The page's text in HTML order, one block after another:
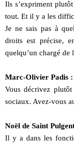
Ils s’expriment
tout. Et il y a les
Je ne sais pas à
droits est précise,
quelqu’un chargé de
Marc-Olivier Padis :
Vous décrivez
sociaux. Avez-vous
Noël de Saint
Il y a dans les